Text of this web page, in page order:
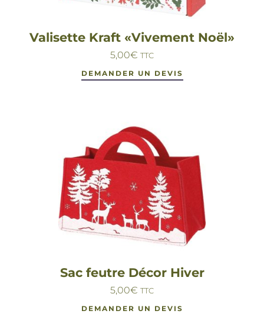
Valisette Kraft «Vivement Noël»
5,00€ TTC
DEMANDER UN DEVIS
Sac feutre Décor Hiver
5,00€ TTC
DEMANDER UN DEVIS